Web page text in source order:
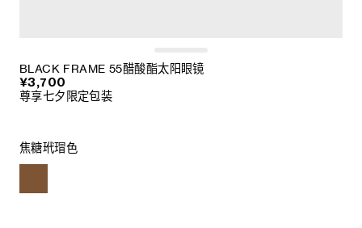
BLACK FRAME 55醋酸酯太阳眼镜
¥3,700
尊享七夕限定包装
焦糖玳瑁色